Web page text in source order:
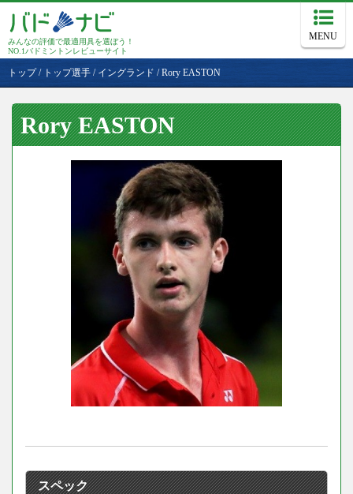
みんなの評価で最適用具を選ぼう！
NO.1バドミントンレビューサイト
MENU
トップ/ トップ選手 / イングランド /Rory EASTON
Rory EASTON
スペック